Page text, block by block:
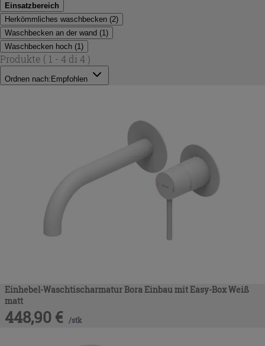
Einsatzbereich
Herkömmliches waschbecken (2)
Waschbecken an der wand (1 )
Waschbecken hoch (1 )
Produkte ( 1 - 4 di 4 )
Ordnen nach: Empfohlen
Einhebel-Waschtischarmatur Bora Einbau mit Easy-Box Weiß
matt
448,90 € /stk